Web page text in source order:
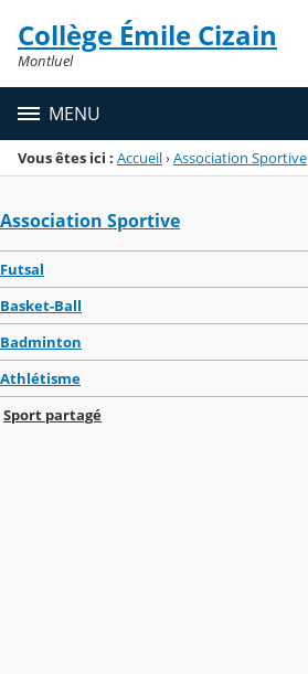
Menu de la rubrique
Contenu
Collège Émile Cizain
Montluel
MENU
Vous êtes ici : Accueil›Association Sportive
Association Sportive
Futsal
Basket-Ball
Badminton
Athlétisme
Sport partagé